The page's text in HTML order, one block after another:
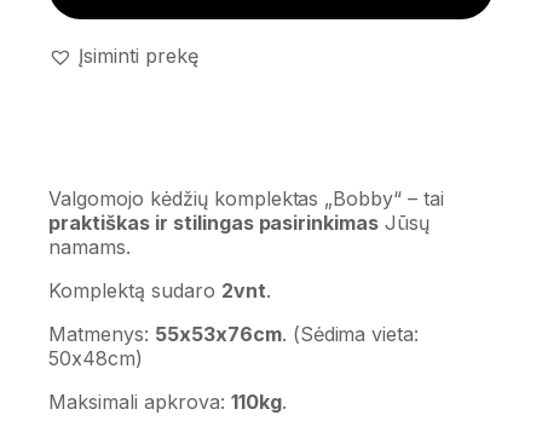
Įsiminti prekę
Valgomojo kėdžių komplektas „Bobby“ – tai
praktiškas ir stilingas pasirinkimas Jūsų
namams.
Komplektą sudaro 2vnt.
Matmenys: 55x53x76cm. (Sėdima vieta:
50x48cm)
Maksimali apkrova: 110kg.